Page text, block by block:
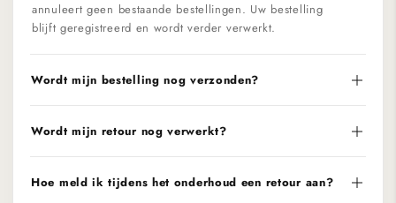
annuleert geen bestaande bestellingen. Uw bestelling
blijft geregistreerd en wordt verder verwerkt.
Wordt mijn bestelling nog verzonden?
Wordt mijn retour nog verwerkt?
Hoe meld ik tijdens het onderhoud een retour aan?